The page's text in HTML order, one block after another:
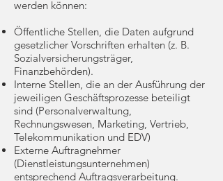
werden können:
Öffentliche Stellen, die Daten aufgrund
gesetzlicher Vorschriften erhalten (z. B.
Sozialversicherungsträger,
Finanzbehörden).
Interne Stellen, die an der Ausführung der
jeweiligen Geschäftsprozesse beteiligt
sind (Personalverwaltung,
Rechnungswesen, Marketing, Vertrieb,
Telekommunikation und EDV)
Externe Auftragnehmer
(Dienstleistungsunternehmen)
entsprechend Auftragsverarbeitung.